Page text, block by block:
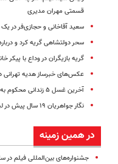
قسمتی مهران مدیری
سعید آقاخانی و حجازی‌فر در
سحر دولتشاهی گریه کرد و
گریه بازیگران در وداع با پیکر
عکس‌های خبرساز هدیه تهرانی
آخرین غسل ۵ زندانی محکوم به اعدام | این سکانس را ببینید
نگار جواهریان ۱۹ سال پیش در لباس عروسی | ببینید
در همین زمینه
جشنواره‌های بین‌المللی فیلم در سال